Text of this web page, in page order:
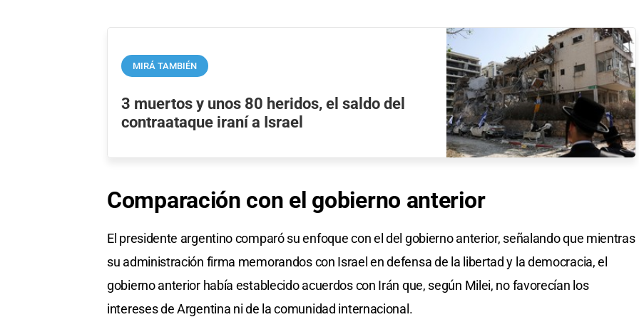
MIRÁ TAMBIÉN
3 muertos y unos 80 heridos, el saldo del
contraataque iraní a Israel
Comparación con el gobierno anterior
El presidente argentino comparó su enfoque con el del gobierno anterior, señalando que mientras
su administración firma memorandos con Israel en defensa de la libertad y la democracia, el
gobierno anterior había establecido acuerdos con Irán que, según Milei, no favorecían los
intereses de Argentina ni de la comunidad internacional.